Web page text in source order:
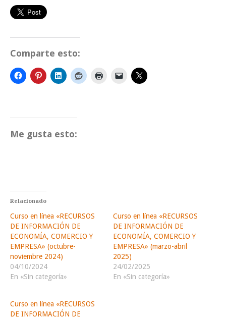
Comparte esto:
Me gusta esto:
Relacionado
Curso en línea «RECURSOS
DE INFORMACIÓN DE
ECONOMÍA, COMERCIO Y
EMPRESA» (octubre-
noviembre 2024)
04/10/2024
En «Sin categoría»
Curso en línea «RECURSOS
DE INFORMACIÓN DE
ECONOMÍA, COMERCIO Y
EMPRESA» (marzo-abril
2025)
24/02/2025
En «Sin categoría»
Curso en línea «RECURSOS
DE INFORMACIÓN DE